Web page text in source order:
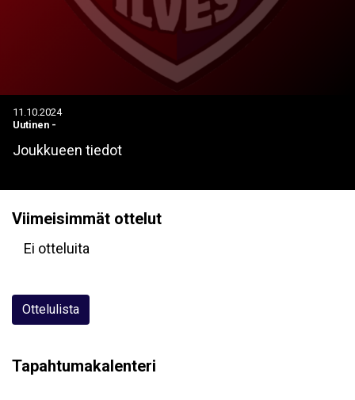
11.10.2024
Uutinen -
Joukkueen tiedot
Viimeisimmät ottelut
Ei otteluita
Ottelulista
Tapahtumakalenteri